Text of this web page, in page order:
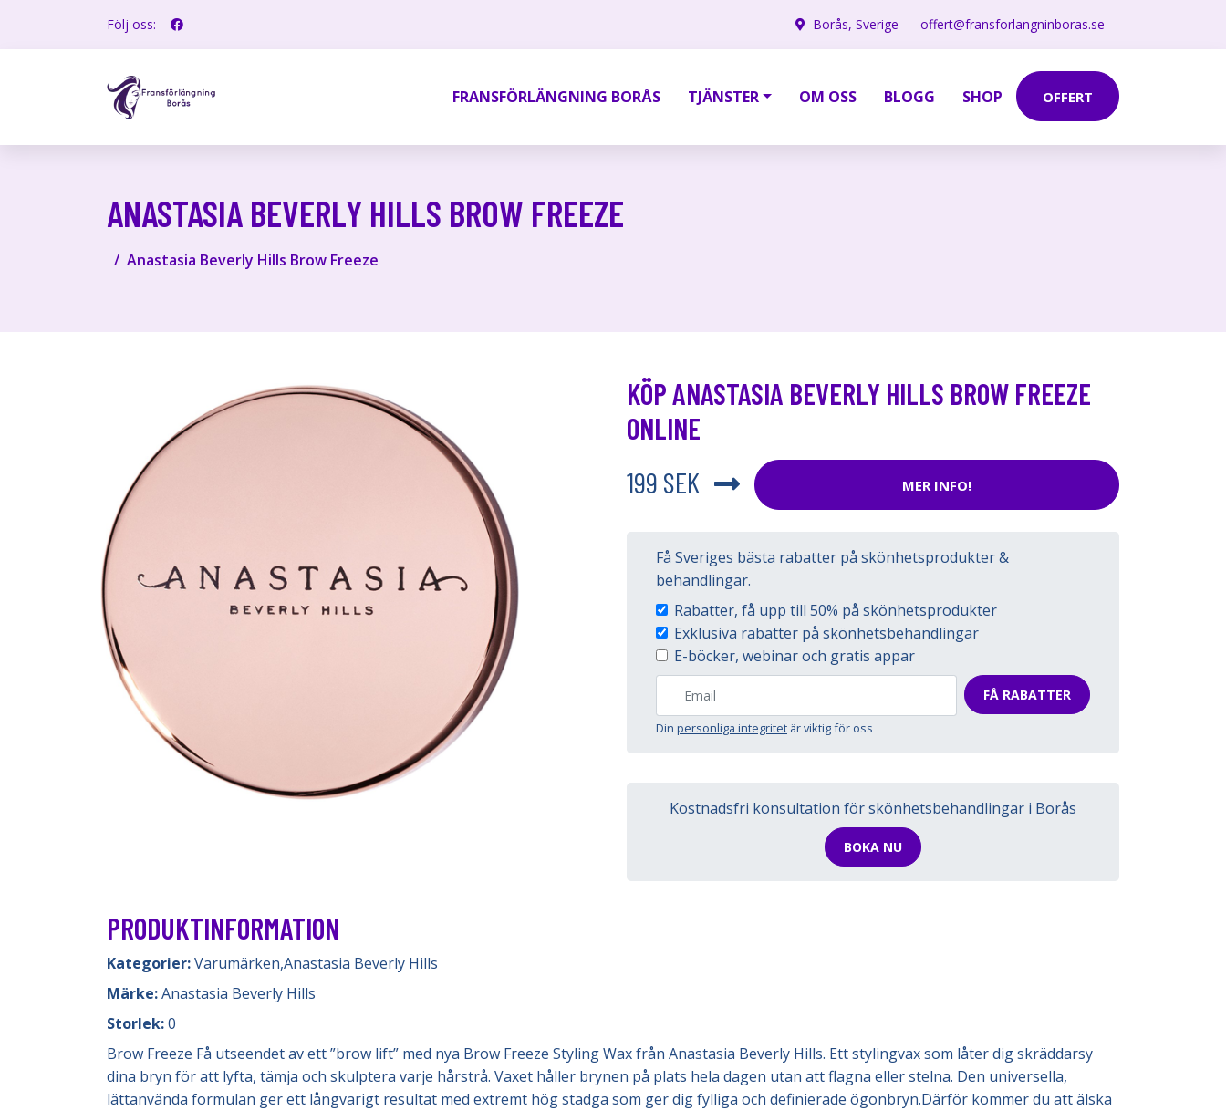
Följ oss: Borås, Sverige offert@fransforlangninboras.se
FRANSFÖRLÄNGNING BORÅS TJÄNSTER OM OSS BLOGG SHOP OFFERT
ANASTASIA BEVERLY HILLS BROW FREEZE
Anastasia Beverly Hills Brow Freeze
KÖP ANASTASIA BEVERLY HILLS BROW FREEZE
ONLINE
199 SEK
MER INFO!
Få Sveriges bästa rabatter på skönhetsprodukter &
behandlingar.
Rabatter, få upp till 50% på skönhetsprodukter
Exklusiva rabatter på skönhetsbehandlingar
E-böcker, webinar och gratis appar
FÅ RABATTER
Din personliga integritet är viktig för oss
Kostnadsfri konsultation för skönhetsbehandlingar i Borås
BOKA NU
PRODUKTINFORMATION
Kategorier:Varumärken,Anastasia Beverly Hills
Märke:Anastasia Beverly Hills
Storlek:0
Brow Freeze Få utseendet av ett ”brow lift” med nya Brow Freeze Styling Wax från Anastasia Beverly Hills. Ett stylingvax som låter dig skräddarsy
dina bryn för att lyfta, tämja och skulptera varje hårstrå. Vaxet håller brynen på plats hela dagen utan att flagna eller stelna. Den universella,
lättanvända formulan ger ett långvarigt resultat med extremt hög stadga som ger dig fylliga och definierade ögonbryn.Därför kommer du att älska